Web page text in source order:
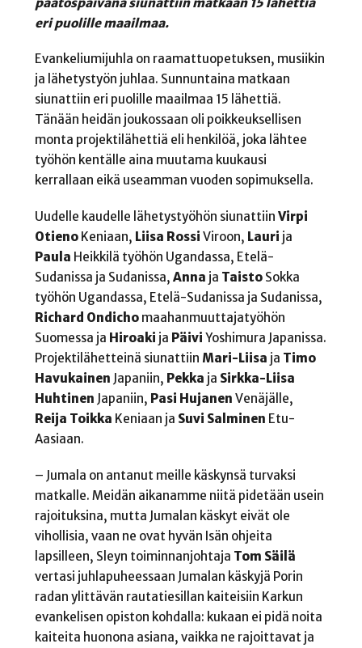
eri puolille maailmaa.
Evankeliumijuhla on raamattuopetuksen, musiikin
ja lähetystyön juhlaa. Sunnuntaina matkaan
siunattiin eri puolille maailmaa 15 lähettiä.
Tänään heidän joukossaan oli poikkeuksellisen
monta projektilähettiä eli henkilöä, joka lähtee
työhön kentälle aina muutama kuukausi
kerrallaan eikä useamman vuoden sopimuksella.
Uudelle kaudelle lähetystyöhön siunattiin Virpi
OtienoKeniaan, Liisa Rossi Viroon, Lauri ja
Paula Heikkilä työhön Ugandassa, Etelä-
Sudanissa ja Sudanissa, Anna ja TaistoSokka
työhön Ugandassa, Etelä-Sudanissa ja Sudanissa,
Richard Ondichomaahanmuuttajatyöhön
Suomessa ja Hiroaki ja Päivi Yoshimura Japanissa.
Projektilähetteinä siunattiin Mari-Liisa ja Timo
Havukainen Japaniin, Pekka ja Sirkka-Liisa
Huhtinen Japaniin, Pasi Hujanen Venäjälle,
Reija Toikka Keniaan ja Suvi Salminen Etu-
Aasiaan.
– Jumala on antanut meille käskynsä turvaksi
matkalle. Meidän aikanamme niitä pidetään usein
rajoituksina, mutta Jumalan käskyt eivät ole
vihollisia, vaan ne ovat hyvän Isän ohjeita
lapsilleen, Sleyn toiminnanjohtaja Tom Säilä
vertasi juhlapuheessaan Jumalan käskyjä Porin
radan ylittävän rautatiesillan kaiteisiin Karkun
evankelisen opiston kohdalla: kukaan ei pidä noita
kaiteita huonona asiana, vaikka ne rajoittavat ja